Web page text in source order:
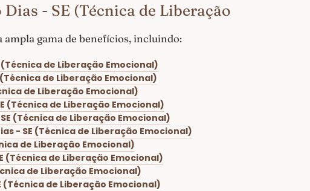
- SE (Técnica de Liberação
ampla gama de benefícios, incluindo:
(Técnica de Liberação Emocional)
(Técnica de Liberação Emocional)
de Liberação Emocional)
(Técnica de Liberação Emocional)
SE (Técnica de Liberação Emocional)
- SE (Técnica de Liberação Emocional)
de Liberação Emocional)
(Técnica de Liberação Emocional)
de Liberação Emocional)
(Técnica de Liberação Emocional)